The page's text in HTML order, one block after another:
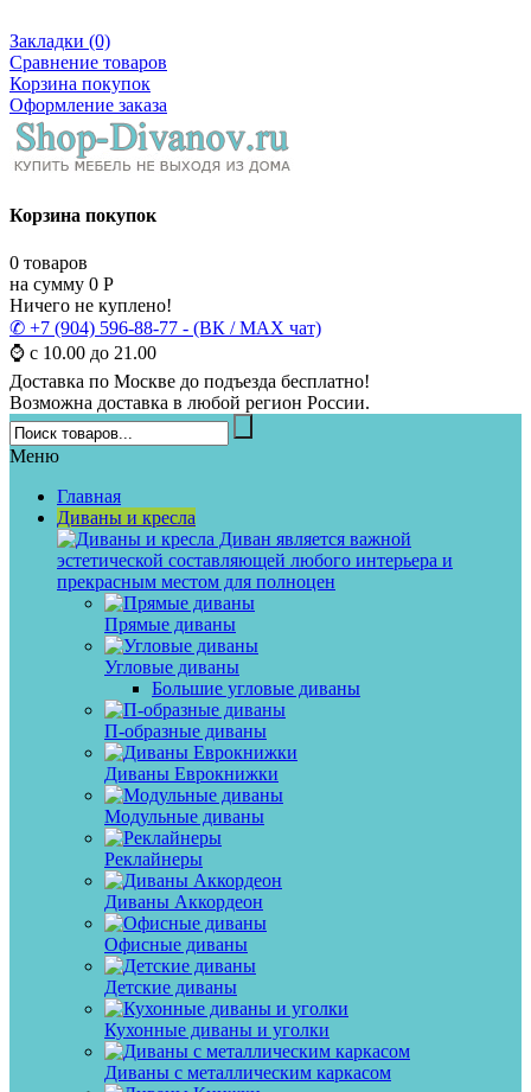
Закладки (0)
Сравнение товаров
Корзина покупок
Оформление заказа
Корзина покупок
0 товаров
на сумму 0 Р
Ничего не куплено!
✆ +7 (904) 596-88-77 - (ВК / MAX чат)
⌚ с 10.00 до 21.00
Доставка по Москве до подъезда бесплатно!
Возможна доставка в любой регион России.
Меню
Главная
Диваны и кресла
Диван является важной
эстетической составляющей любого интерьера и
прекрасным местом для полноцен
Прямые диваны
Угловые диваны
Большие угловые диваны
П-образные диваны
Диваны Еврокнижки
Модульные диваны
Реклайнеры
Диваны Аккордеон
Офисные диваны
Детские диваны
Кухонные диваны и уголки
Диваны с металлическим каркасом